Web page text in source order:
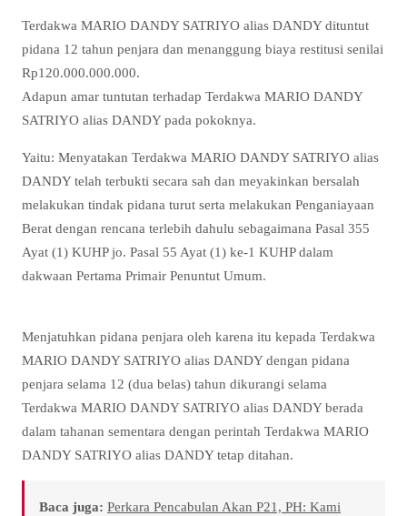
Terdakwa MARIO DANDY SATRIYO alias DANDY dituntut
pidana 12 tahun penjara dan menanggung biaya restitusi senilai
Rp120.000.000.000.
Adapun amar tuntutan terhadap Terdakwa MARIO DANDY
SATRIYO alias DANDY pada pokoknya.
Yaitu: Menyatakan Terdakwa MARIO DANDY SATRIYO alias
DANDY telah terbukti secara sah dan meyakinkan bersalah
melakukan tindak pidana turut serta melakukan Penganiayaan
Berat dengan rencana terlebih dahulu sebagaimana Pasal 355
Ayat (1) KUHP jo. Pasal 55 Ayat (1) ke-1 KUHP dalam
dakwaan Pertama Primair Penuntut Umum.
Menjatuhkan pidana penjara oleh karena itu kepada Terdakwa
MARIO DANDY SATRIYO alias DANDY dengan pidana
penjara selama 12 (dua belas) tahun dikurangi selama
Terdakwa MARIO DANDY SATRIYO alias DANDY berada
dalam tahanan sementara dengan perintah Terdakwa MARIO
DANDY SATRIYO alias DANDY tetap ditahan.
Baca juga: Perkara Pencabulan Akan P21, PH: Kami